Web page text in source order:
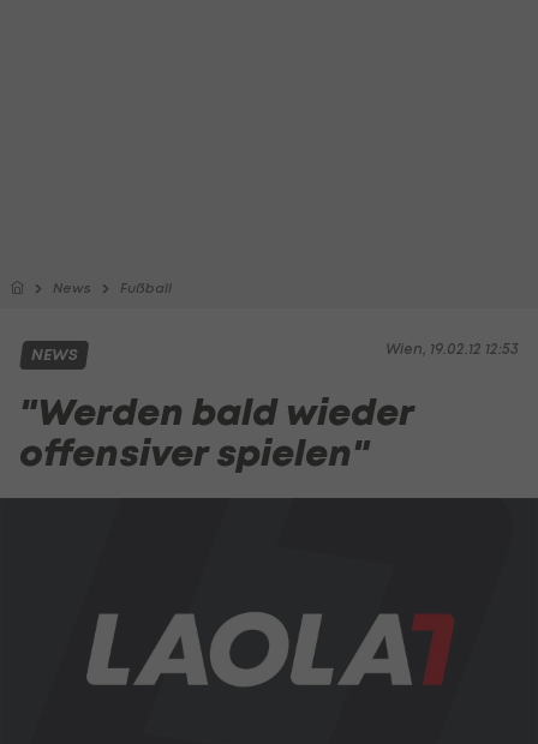
News Fußball
Wien, 19.02.12 12:53
NEWS
"Werden bald wieder
offensiver spielen"